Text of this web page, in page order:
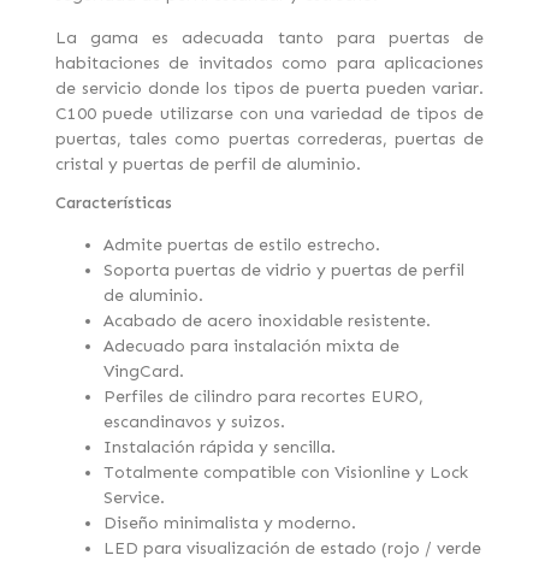
La gama es adecuada tanto para puertas de
habitaciones de invitados como para aplicaciones
de servicio donde los tipos de puerta pueden variar.
C100 puede utilizarse con una variedad de tipos de
puertas, tales como puertas correderas, puertas de
cristal y puertas de perfil de aluminio.
Características
Admite puertas de estilo estrecho.
Soporta puertas de vidrio y puertas de perfil
de aluminio.
Acabado de acero inoxidable resistente.
Adecuado para instalación mixta de
VingCard.
Perfiles de cilindro para recortes EURO,
escandinavos y suizos.
Instalación rápida y sencilla.
Totalmente compatible con Visionline y Lock
Service.
Diseño minimalista y moderno.
LED para visualización de estado (rojo / verde